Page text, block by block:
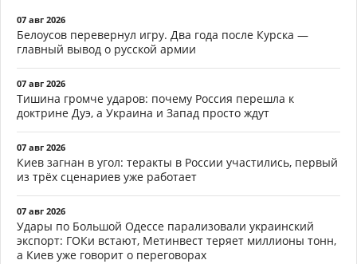
07 авг 2026
Белоусов перевернул игру. Два года после Курска —
главный вывод о русской армии
07 авг 2026
Тишина громче ударов: почему Россия перешла к
доктрине Дуэ, а Украина и Запад просто ждут
07 авг 2026
Киев загнан в угол: теракты в России участились, первый
из трёх сценариев уже работает
07 авг 2026
Удары по Большой Одессе парализовали украинский
экспорт: ГОКи встают, Метинвест теряет миллионы тонн,
а Киев уже говорит о переговорах